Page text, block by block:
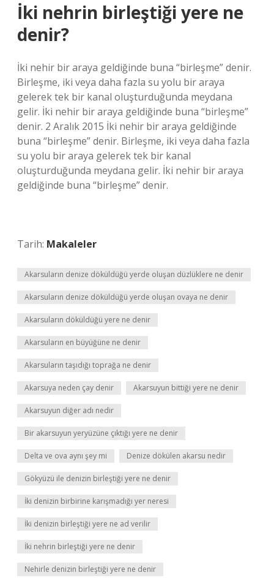
İki nehrin birleştiği yere ne
denir?
İki nehir bir araya geldiğinde buna “birleşme” denir.
Birleşme, iki veya daha fazla su yolu bir araya
gelerek tek bir kanal oluşturduğunda meydana
gelir. İki nehir bir araya geldiğinde buna “birleşme”
denir. 2 Aralık 2015 İki nehir bir araya geldiğinde
buna “birleşme” denir. Birleşme, iki veya daha fazla
su yolu bir araya gelerek tek bir kanal
oluşturduğunda meydana gelir. İki nehir bir araya
geldiğinde buna “birleşme” denir.
Tarih: Makaleler
Akarsuların denize döküldüğü yerde oluşan düzlüklere ne denir
Akarsuların denize döküldüğü yerde oluşan ovaya ne denir
Akarsuların döküldüğü yere ne denir
Akarsuların en büyüğüne ne denir
Akarsuların taşıdığı toprağa ne denir
Akarsuya neden çay denir Akarsuyun bittiği yere ne denir
Akarsuyun diğer adı nedir
Bir akarsuyun yeryüzüne çıktığı yere ne denir
Delta ve ova aynı şey mi Denize dökülen akarsu nedir
Gökyüzü ile denizin birleştiği yere ne denir
İki denizin birbirine karışmadığı yer neresi
İki denizin birleştiği yere ne ad verilir
İki nehrin birleştiği yere ne denir
Nehirle denizin birleştiği yere ne denir